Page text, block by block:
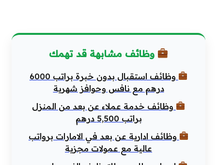
وظائف مشابهة قد تهمك
وظائف استقبال بدون خبرة براتب 6000
درهم مع نافس وحوافز شهرية
وظائف خدمة عملاء عن بعد من المنزل
براتب 5,500 درهم
وظائف ادارية عن بعد في الامارات برواتب
عالية مع عمولات مجزية